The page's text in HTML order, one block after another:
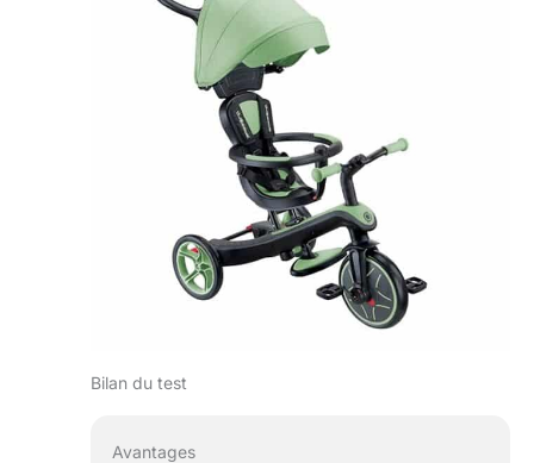
de dévisser les
roues et les
remonter à
EQUIPEMENT DE
QUALITE | Le
tricycle est équipé
d'un repose-pieds
et de pédales
amovibles avec
des rangements
intégrés dans le
Bilan du test
Avantages